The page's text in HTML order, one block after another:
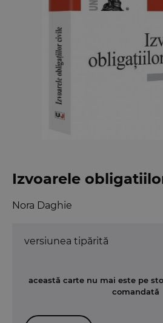
Izvoarele
Nora Daghie
versiunea tipărită
această carte nu mai este pe
comandată